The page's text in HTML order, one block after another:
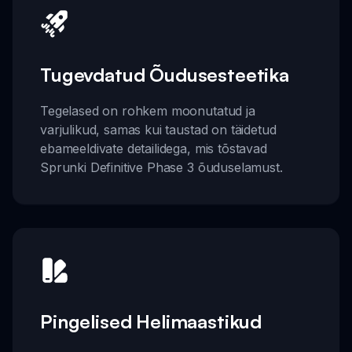
Tugevdatud Õudusesteetika
Tegelased on rohkem moonutatud ja
varjulikud, samas kui taustad on täidetud
ebameeldivate detailidega, mis tõstavad
Sprunki Definitive Phase 3 õuduselamust.
Pingelised Helimaastikud